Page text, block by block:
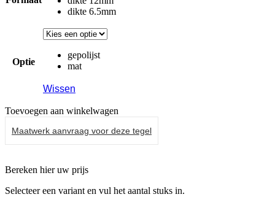
dikte 6.5mm
Optie
gepolijst
mat
Wissen
Toevoegen aan winkelwagen
Maatwerk aanvraag voor deze tegel
Bereken hier uw prijs
Selecteer een variant en vul het aantal stuks in.